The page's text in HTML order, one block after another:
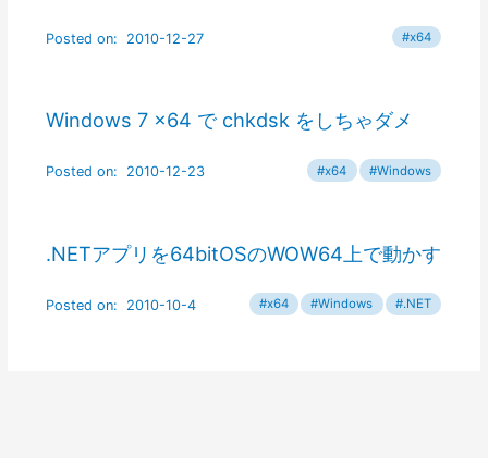
Windows 7 x64 で chkdsk をしちゃダメ
.NETアプリを64bitOSのWOW64上で動かす